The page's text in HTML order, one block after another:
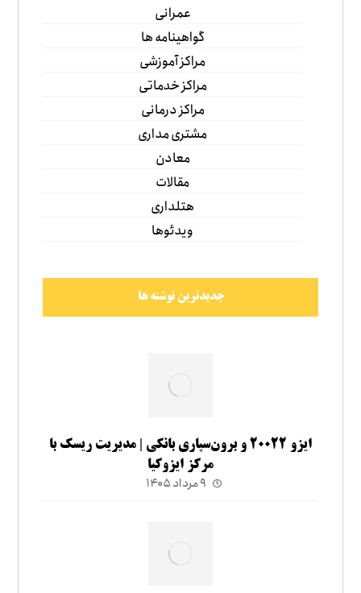
عمرانی
گواهینامه ها
مراکز آموزشی
مراکز خدماتی
مراکز درمانی
مشتری مداری
معادن
مقالات
هتلداری
ویدئوها
جدیدترین نوشته ها
ایزو ۲۰۰۲۲ و برون‌سپاری بانکی | مدیریت ریسک با
مرکز ایزوکیا
۹ مرداد ۱۴۰۵